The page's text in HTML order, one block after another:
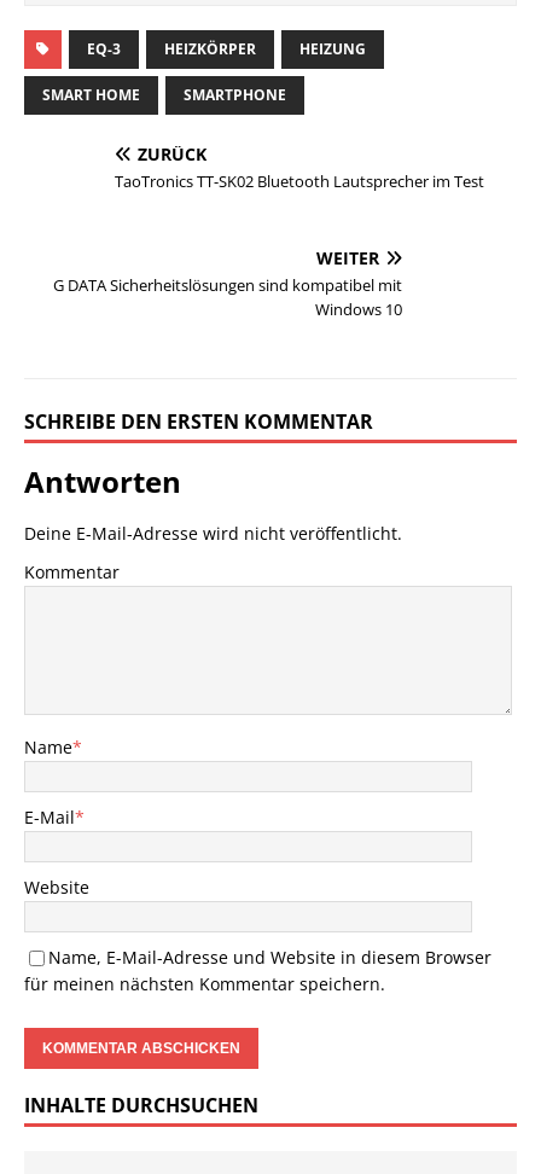
EQ-3 HEIZKÖRPER HEIZUNG
SMART HOME SMARTPHONE
ZURÜCK
TaoTronics TT-SK02 Bluetooth Lautsprecher im Test
WEITER
G DATA Sicherheitslösungen sind kompatibel mit
Windows 10
SCHREIBE DEN ERSTEN KOMMENTAR
Antworten
Deine E-Mail-Adresse wird nicht veröffentlicht.
Kommentar
Name*
E-Mail*
Website
Name, E-Mail-Adresse und Website in diesem Browser
für meinen nächsten Kommentar speichern.
INHALTE DURCHSUCHEN